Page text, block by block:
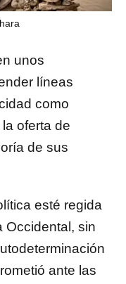
unos
líneas
como
oferta de
de sus
esté regida
Occidental, sin
ante las